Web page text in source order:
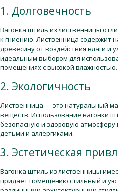
1. Долговечность
Вагонка штиль из лиственницы
к гниению. Лиственница содержит
древесину от воздействия влаги и
идеальным выбором для
помещениях с высокой влажностью.
2. Экологичность
Лиственница — это натуральный
веществ. Использование вагонки
безопасную и здоровую атмосферу
детьми и аллергиками.
3. Эстетическая
Вагонка штиль из лиственницы
придаёт помещению стильный и